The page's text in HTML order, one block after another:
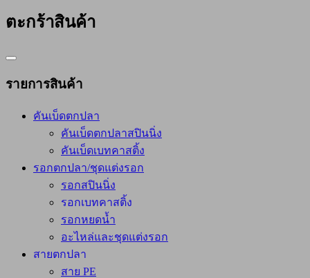
ตะกร้าสินค้า
Catalog
รายการสินค้า
คันเบ็ดตกปลา
คันเบ็ดตกปลาสปินนิ่ง
คันเบ็ดเบทคาสติ้ง
รอกตกปลา/ชุดแต่งรอก
รอกสปินนิ่ง
รอกเบทคาสติ้ง
รอกหยดน้ำ
อะไหล่และชุดแต่งรอก
สายตกปลา
สาย PE